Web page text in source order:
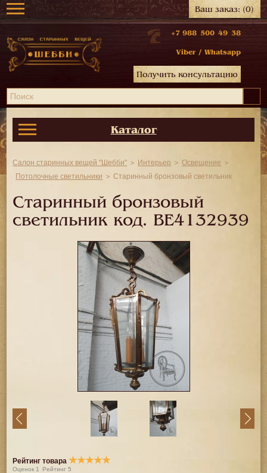
Ваш заказ:(0)
+7 988 500 49 38
Viber / Whatsapp
Получить консультацию
Каталог
Салон старинных вещей "Шебби" Интерьер
Освещение
Потолочные светильники
Старинный бронзовый светильник
Старинный бронзовый
светильник код. BE4132939
Рейтинг товара ★★★★★
Оценок 1 Рейтинг5